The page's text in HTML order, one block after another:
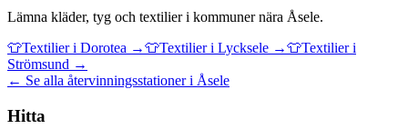
Lämna kläder, tyg och textilieri kommuner nära Åsele.
👕Textilieri Dorotea →👕Textilieri Lycksele →👕Textilieri
Strömsund →
← Se alla återvinningsstationer i Åsele
Hitta